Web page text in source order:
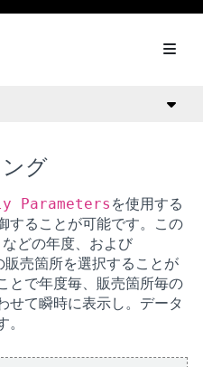
グ
Parameters を使用する
することが可能です。この
どの年度、および
販売箇所を選択することが
とで年度毎、販売箇所毎の
せて瞬時に表示し。データ
。